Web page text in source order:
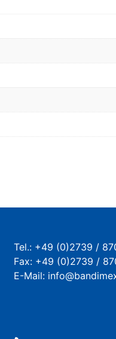
Tel.: +49 (0)2739 /
Fax: +49 (0)2739 /
E-Mail: